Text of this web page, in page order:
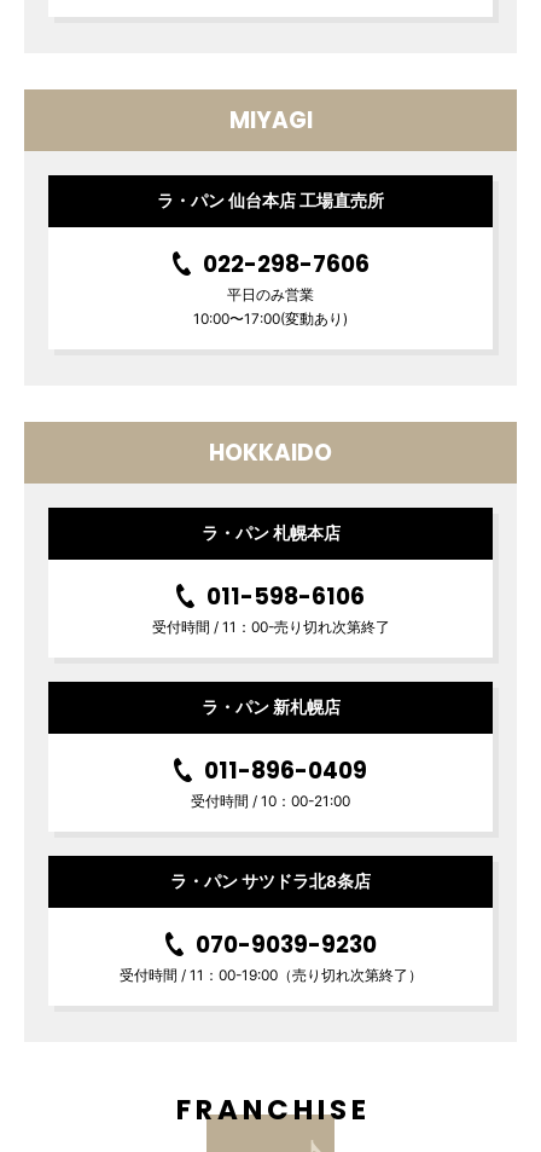
MIYAGI
ラ・パン 仙台本店 工場直売所
022-298-7606
平日のみ営業
10:00〜17:00(変動あり)
HOKKAIDO
ラ・パン 札幌本店
011-598-6106
受付時間 / 11：00-売り切れ次第終了
ラ・パン 新札幌店
011-896-0409
受付時間 / 10：00-21:00
ラ・パン サツドラ北8条店
070-9039-9230
受付時間 / 11：00-19:00（売り切れ次第終了）